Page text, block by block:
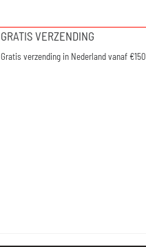
GRATIS VERZENDING
Gratis verzending in Nederland vanaf €150